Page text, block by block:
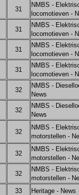
31
NMBS -
locomotieven -
31
NMBS -
locomotieven -
31
NMBS -
locomotieven -
31
NMBS -
locomotieven -
32
NMBS -
News
32
NMBS -
News
32
NMBS -
motorstellen -
32
NMBS -
motorstellen -
32
NMBS -
motorstellen -
33 Heritage - News